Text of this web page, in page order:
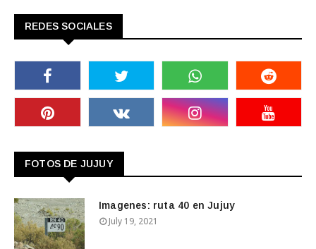
REDES SOCIALES
FOTOS DE JUJUY
Imagenes: ruta 40 en Jujuy
July 19, 2021